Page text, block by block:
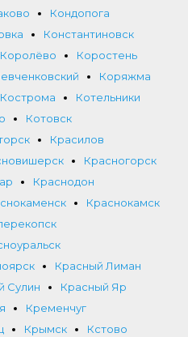
Кондопога
Константиновск
Королёво
Коростень
Коряжма
Кострома
Котельники
Котовск
Красилов
Красногорск
Краснодон
Краснокамск
Красный Лиман
Сулин
Красный Яр
Кременчуг
Крымск
Кстово